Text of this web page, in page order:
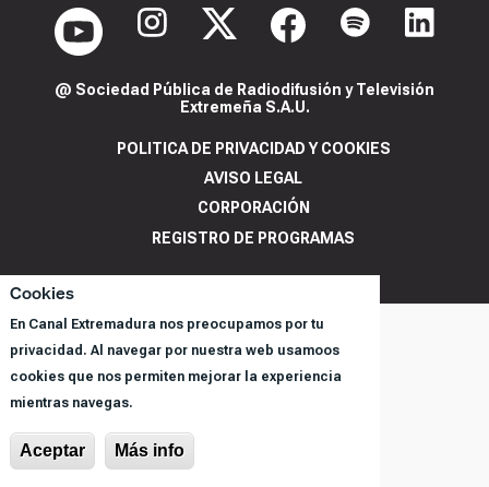
Cookies
En Canal Extremadura nos preocupamos por tu
privacidad. Al navegar por nuestra web usamoos
cookies que nos permiten mejorar la experiencia
mientras navegas.
Aceptar Más info
@ Sociedad Pública de Radiodifusión y Televisión
Extremeña S.A.U.
POLITICA DE PRIVACIDAD Y COOKIES
AVISO LEGAL
CORPORACIÓN
REGISTRO DE PROGRAMAS